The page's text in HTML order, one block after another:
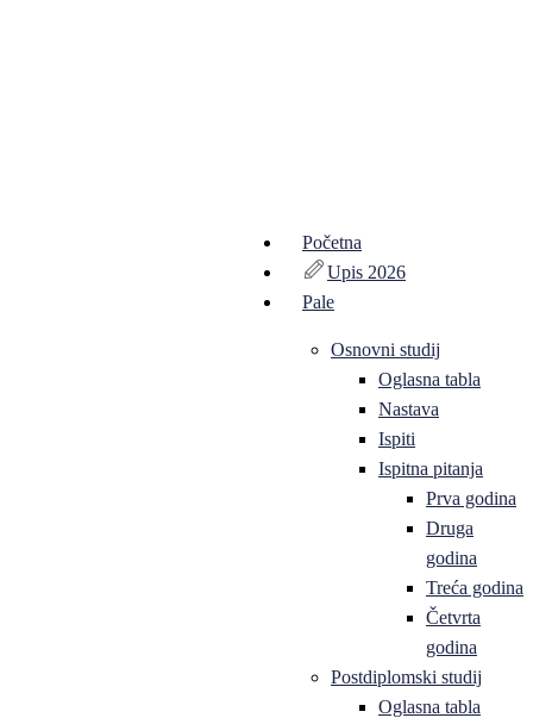
Početna
Upis 2026
Pale
Osnovni studij
Oglasna tabla
Nastava
Ispiti
Ispitna pitanja
Prva godina
Druga
godina
Treća godina
Četvrta
godina
Postdiplomski studij
Oglasna tabla